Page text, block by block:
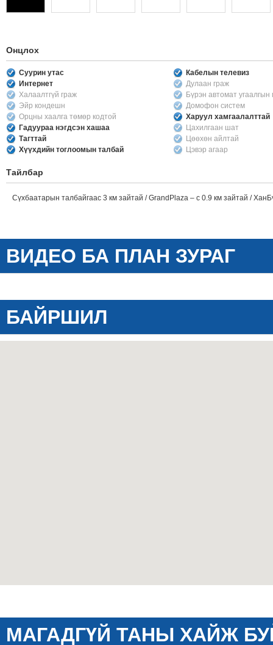
Онцлох
Суурин утас
Кабелын телевиз
Интернет
Дулаан граж
Халаалтгүй граж
Бүрэн автомат
Эйр кондешн
Домофон систем
Орцны хаалга төмөр кодтой
Харуул хамгаалалттай
Гадуураа нэгдсэн хашаа
Цахилгаан шат
Тагттай
Цөөхөн айлтай
Хүүхдийн тоглоомын талбай
Цэвэр агаар
Тайлбар
Сүхбаатарын талбайгаас 3 км зайтай / GrandPlaza – с 0.9 км зайтай /
ВИДЕО БА ПЛАН ЗУРАГ
БАЙРШИЛ
МАГАДГҮЙ ТАНЫ ХАЙЖ